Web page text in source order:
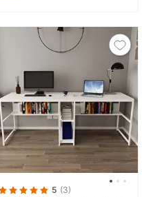
5 (3)